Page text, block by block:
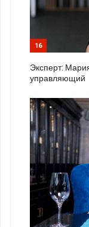
16
Эксперт:
управляющий